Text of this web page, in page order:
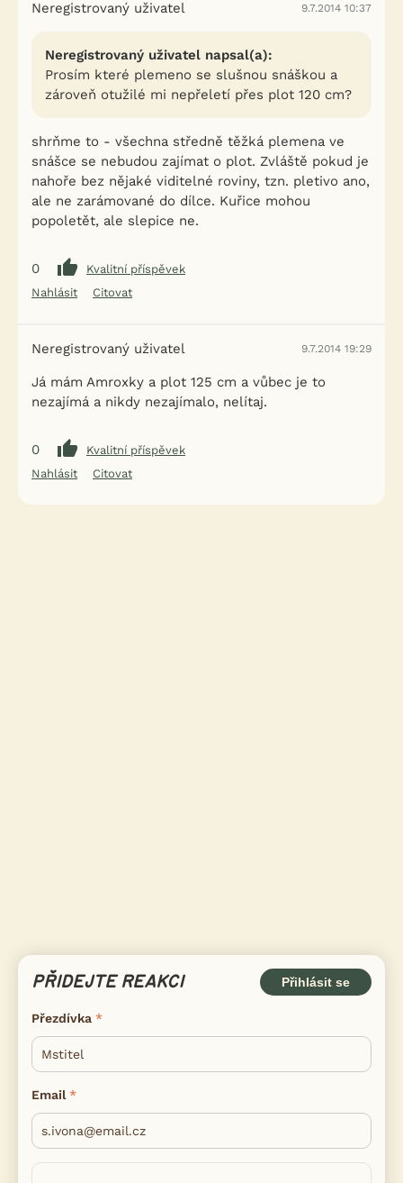
Neregistrovaný uživatel 9.7.2014 10:37
Neregistrovaný uživatel napsal(a):
Prosím které plemeno se slušnou snáškou a
zároveň otužilé mi nepřeletí přes plot 120 cm?
shrňme to - všechna středně těžká plemena ve
snášce se nebudou zajímat o plot. Zvláště pokud je
nahoře bez nějaké viditelné roviny, tzn. pletivo ano,
ale ne zarámované do dílce. Kuřice mohou
popoletět, ale slepice ne.
0
Kvalitní příspěvek
Nahlásit
Citovat
Neregistrovaný uživatel 9.7.2014 19:29
Já mám Amroxky a plot 125 cm a vůbec je to
nezajímá a nikdy nezajímalo, nelítaj.
0
Kvalitní příspěvek
Nahlásit
Citovat
PŘIDEJTE REAKCI Přihlásit se
Přezdívka
Email